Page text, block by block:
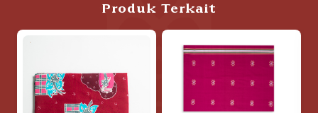
Produk Terkait